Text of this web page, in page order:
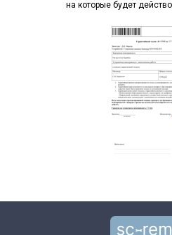
на которые будет